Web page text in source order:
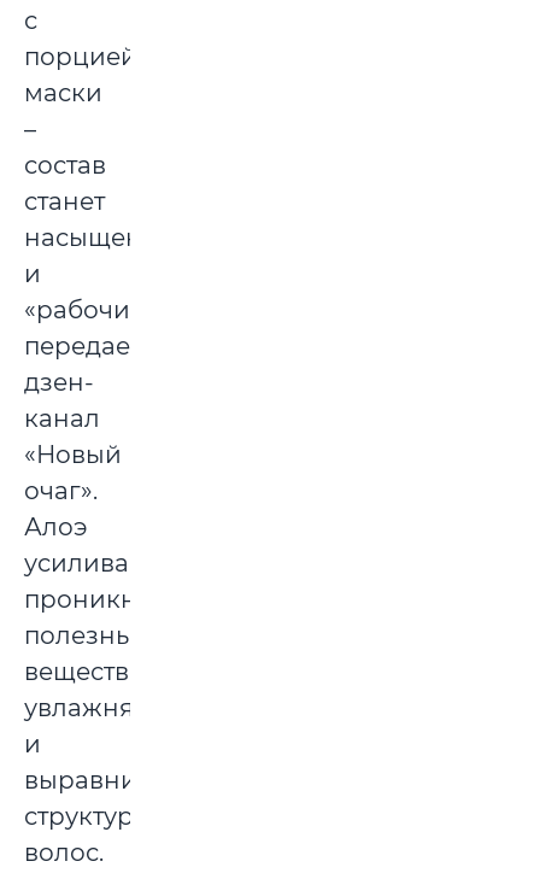
с
порцией
маски
–
состав
станет
насыщенным
и
«рабочим»,
передает
дзен-
канал
«Новый
очаг».
Алоэ
усиливает
проникновение
полезных
веществ,
увлажняет
и
выравнивает
структуру
волос.